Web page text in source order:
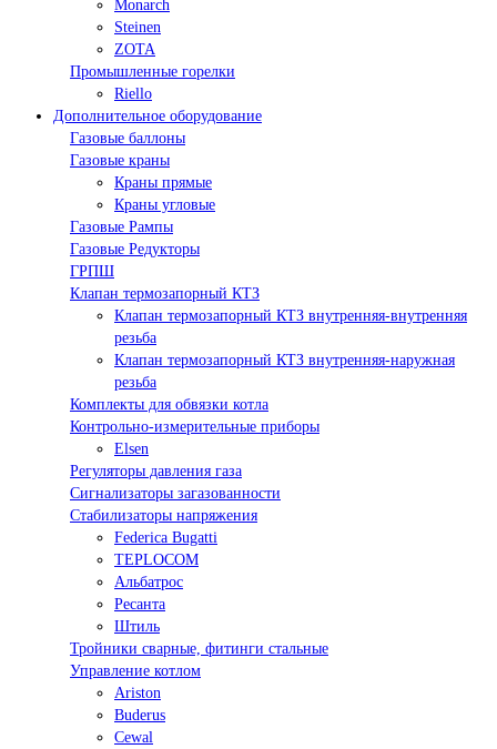
Monarch
Steinen
ZOTA
Промышленные горелки
Riello
Дополнительное оборудование
Газовые баллоны
Газовые краны
Краны прямые
Краны угловые
Газовые Рампы
Газовые Редукторы
ГРПШ
Клапан термозапорный КТЗ
Клапан термозапорный КТЗ внутренняя-внутренняя
резьба
Клапан термозапорный КТЗ внутренняя-наружная
резьба
Комплекты для обвязки котла
Контрольно-измерительные приборы
Elsen
Регуляторы давления газа
Сигнализаторы загазованности
Стабилизаторы напряжения
Federica Bugatti
TEPLOCOM
Альбатрос
Ресанта
Штиль
Тройники сварные, фитинги стальные
Управление котлом
Ariston
Buderus
Cewal